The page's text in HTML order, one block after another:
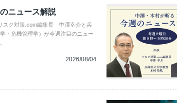
ニュース解説
スク対策.com編集長 中澤幸介と兵
・危機管理学）が今週注目のニュー
2026/08/04